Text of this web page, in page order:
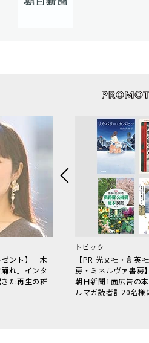
ント】一木
れ」インタ
た再生の群
トピック
【PR 光文社・創英
房・ミネルヴァ書房
朝日新聞1面広告の
ルマガ読者計20名様